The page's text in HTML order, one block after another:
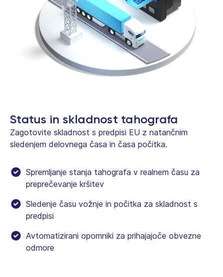
Status in skladnost tahografa
Zagotovite skladnost s predpisi EU z natančnim
sledenjem delovnega časa in časa počitka.
Spremljanje stanja tahografa v realnem času za
preprečevanje kršitev
Sledenje času vožnje in počitka za skladnost s
predpisi
Avtomatizirani opomniki za prihajajoče obvezne
odmore